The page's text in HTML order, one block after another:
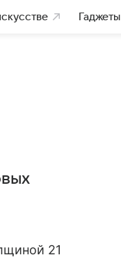
Гаджеты
21